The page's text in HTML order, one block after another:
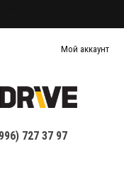
Мой аккаунт
727 37 97